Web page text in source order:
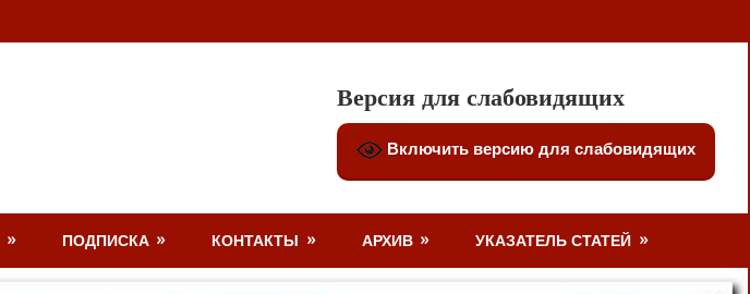
Версия для слабовидящих
Включить версию для слабовидящих
ПОДПИСКА КОНТАКТЫ АРХИВ УКАЗАТЕЛЬ СТАТЕЙ